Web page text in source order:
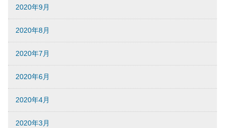
2020年9月
2020年8月
2020年7月
2020年6月
2020年4月
2020年3月